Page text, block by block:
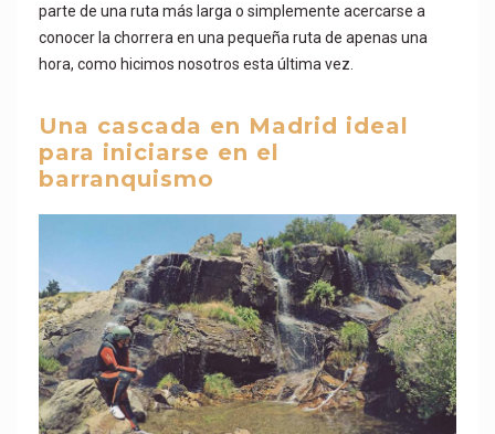
parte de una ruta más larga o simplemente acercarse a
conocer la chorrera en una pequeña ruta de apenas una
hora, como hicimos nosotros esta última vez.
Una cascada en Madrid ideal
para iniciarse en el
barranquismo